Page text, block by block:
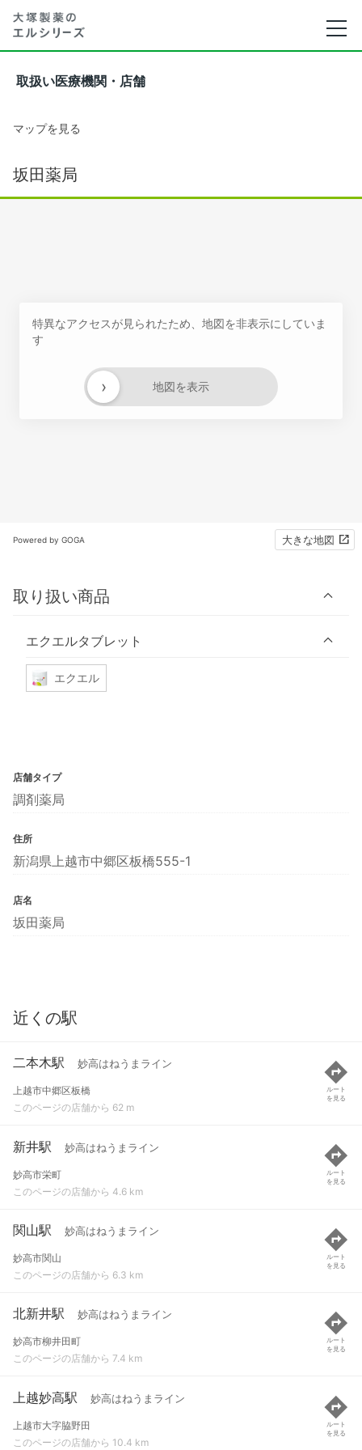
取扱い医療機関・店舗
マップを見る
坂田薬局
特異なアクセスが見られたため、地図を非表示にしていま
す
地図を表示
›
Powered by GOGA 大きな地図
取り扱い商品
エクエルタブレット
エクエル
店舗タイプ
調剤薬局
住所
新潟県上越市中郷区板橋555-1
店名
坂田薬局
近くの駅
二本木駅 妙高はねうまライン
上越市中郷区板橋
このページの店舗から 62 m
ルート
を見る
新井駅 妙高はねうまライン
妙高市栄町
このページの店舗から 4.6 km
ルート
を見る
関山駅 妙高はねうまライン
妙高市関山
このページの店舗から 6.3 km
ルート
を見る
北新井駅 妙高はねうまライン
妙高市柳井田町
このページの店舗から 7.4 km
ルート
を見る
上越妙高駅 妙高はねうまライン
上越市大字脇野田
このページの店舗から 10.4 km
ルート
を見る